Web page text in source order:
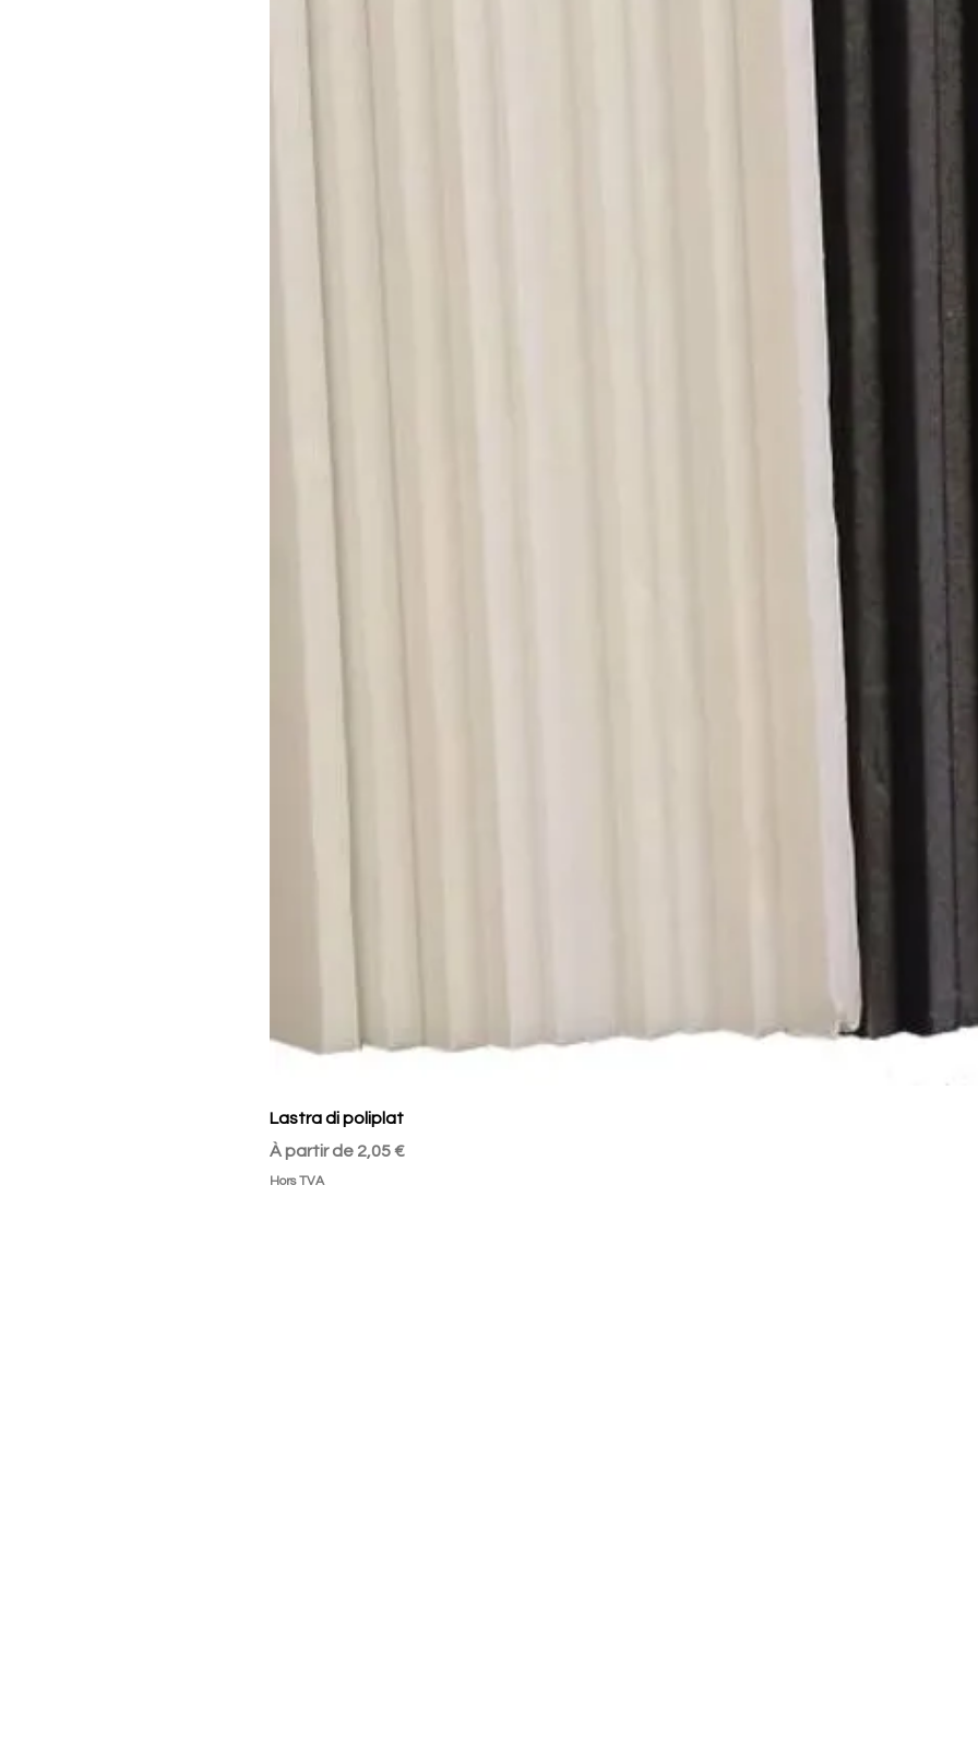
Lastra di poliplat
À partir de 2,05 €
Prix promotionnel
Hors TVA